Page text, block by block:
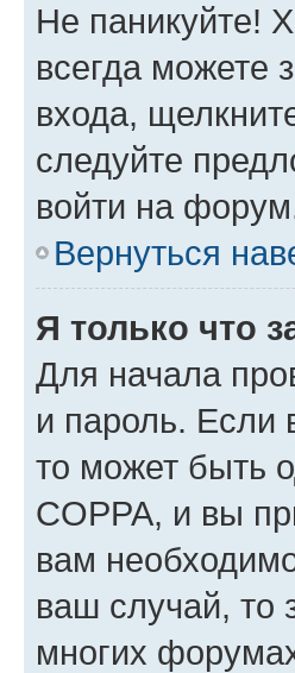
Не паникуйте!
всегда можете
входа,
следуйте
войти на
Вернуться
Я только что
Для начала
и пароль. Если
то может быть
COPPA, и вы
вам
ваш случай, то
многих